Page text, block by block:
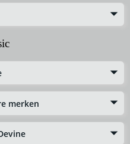
merken